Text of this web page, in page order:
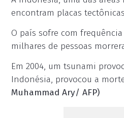
encontram placas
O país sofre com
milhares de pessoas
Em 2004, um tsunami
Indonésia, provocou a
Muhammad Ary/ AFP)